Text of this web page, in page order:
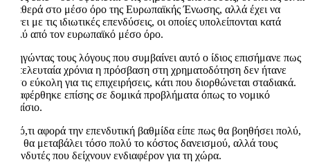
σταθερά στο μέσο όρο της Ευρωπαϊκής Ένωσης, αλλά έχει να
κάνει με τις ιδιωτικές επενδύσεις, οι οποίες υπολείπονται κατά
πολύ από τον ευρωπαϊκό μέσο όρο.
Εξηγώντας τους λόγους που συμβαίνει αυτό ο ίδιος επισήμανε πως
τα τελευταία χρόνια η πρόσβαση στη χρηματοδότηση δεν ήτανε
τόσο εύκολη για τις επιχειρήσεις, κάτι που διορθώνεται σταδιακά.
Αναφέρθηκε επίσης σε δομικά προβλήματα όπως το νομικό
πλαίσιο.
Σε ό,τι αφορά την επενδυτική βαθμίδα είπε πως θα βοηθήσει πολύ,
δεν θα μεταβάλει τόσο πολύ το κόστος δανεισμού, αλλά τους
επενδυτές που δείχνουν ενδιαφέρον για τη χώρα.